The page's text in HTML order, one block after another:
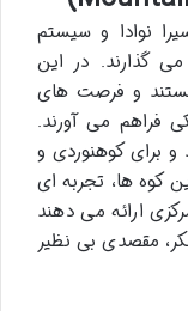
نوادا و سیستم
گذارند. در این
و فرصت های
فراهم می آورند.
برای کوهنوردی و
کوه ها، تجربه ای
ارائه می دهند
مقصدی بی نظیر